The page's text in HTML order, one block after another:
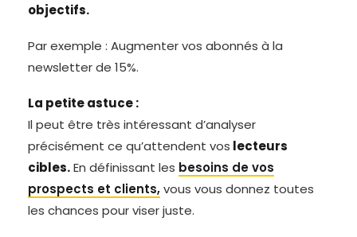
objectifs.
Par exemple : Augmenter vos abonnés à la
newsletter de 15%.
La petite astuce :
Il peut être très intéressant d’analyser
précisément ce qu’attendent vos lecteurs
cibles.En définissant les besoins de vos
prospects et clients,vous vous donnez toutes
les chances pour viser juste.